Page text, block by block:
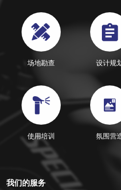
场地勘查 设计规
使用培训 氛围营
我们的服务